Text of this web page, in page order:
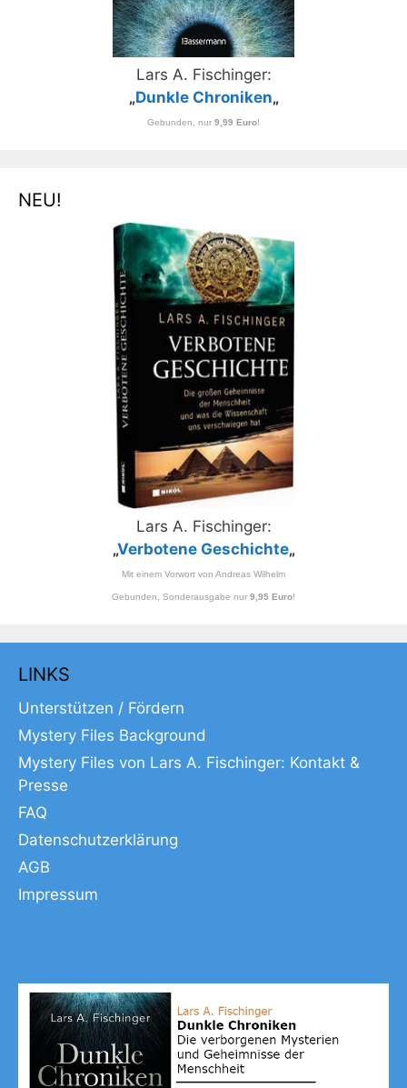
Lars A. Fischinger:
„Dunkle Chroniken„
Gebunden, nur 9,99 Euro!
NEU!
Lars A. Fischinger:
„Verbotene Geschichte„
Mit einem Vorwort von Andreas Wilhelm
Gebunden, Sonderausgabe nur 9,95 Euro!
LINKS
Unterstützen / Fördern
Mystery Files Background
Mystery Files von Lars A. Fischinger: Kontakt &
Presse
FAQ
Datenschutzerklärung
AGB
Impressum